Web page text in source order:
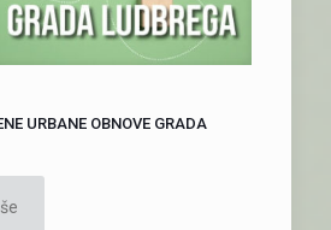
URBANE OBNOVE GRADA